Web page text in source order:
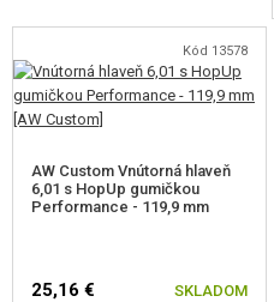
Kód 13578
AW Custom Vnútorná hlaveň
6,01 s HopUp gumičkou
Performance - 119,9 mm
25,16 € SKLADOM